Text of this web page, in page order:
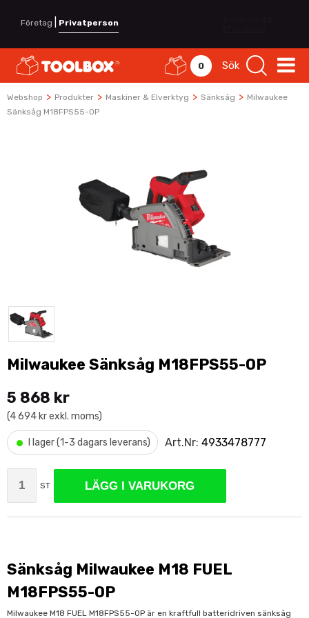
Företag Privatperson
0 Sök
Webshop > Produkter > Maskiner & Elverktyg > Sänksåg > Milwaukee
Sänksåg M18FPS55-0P
Milwaukee Sänksåg M18FPS55-0P
5 868 kr
(4 694 kr exkl. moms)
• I lager (1-3 dagars leverans) Art.Nr: 4933478777
ST LÄGG I VARUKORG
Sänksåg Milwaukee M18 FUEL
M18FPS55-0P
Milwaukee M18 FUEL M18FPS55-0P är en kraftfull batteridriven sänksåg